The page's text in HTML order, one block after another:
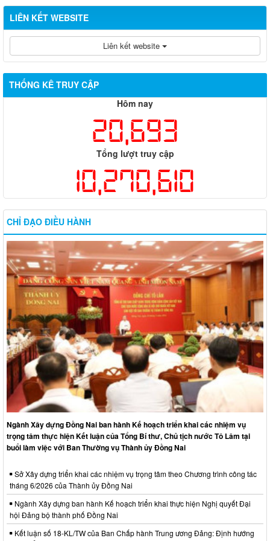
LIÊN KẾT WEBSITE
Liên kết website
THỐNG KÊ TRUY CẬP
Hôm nay
20,693
Tổng lượt truy cập
10,270,610
CHỈ ĐẠO ĐIỀU HÀNH
Ngành Xây dựng Đồng Nai ban hành Kế hoạch triển khai các nhiệm vụ
trọng tâm thực hiện Kết luận của Tổng Bí thư, Chủ tịch nước Tô Lâm tại
buổi làm việc với Ban Thường vụ Thành ủy Đồng Nai
Sở Xây dựng triển khai các nhiệm vụ trọng tâm theo Chương trình công tác
tháng 6/2026 của Thành ủy Đồng Nai
Ngành Xây dựng ban hành Kế hoạch triển khai thực hiện Nghị quyết Đại
hội Đảng bộ thành phố Đồng Nai
Kết luận số 18-KL/TW của Ban Chấp hành Trung ương Đảng: Định hướng